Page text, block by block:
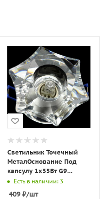
Светильник Точечный
МеталОснование Под
капсулу 1х35Вт G9
Серебро D100х40мм IP20
Y078 LBT
Есть в наличии: 3
409 ₽/шт